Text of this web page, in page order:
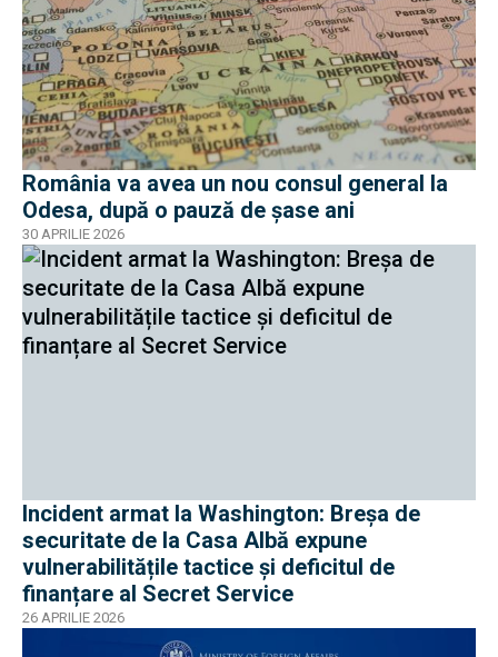
România va avea un nou consul general la
Odesa, după o pauză de șase ani
30 APRILIE 2026
Incident armat la Washington: Breșa de
securitate de la Casa Albă expune
vulnerabilitățile tactice și deficitul de
finanțare al Secret Service
26 APRILIE 2026